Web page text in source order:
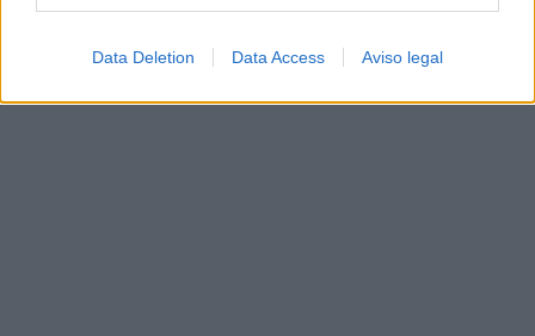
Data Deletion Data Access Aviso legal